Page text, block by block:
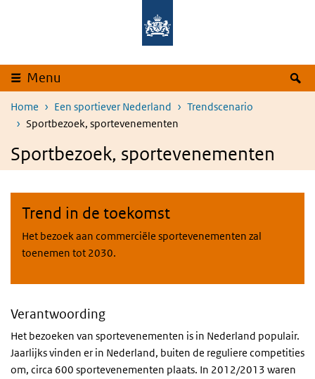
Overslaan en naar de inhoud gaan
Menu
Home Een sportiever Nederland
Trendscenario
Sportbezoek, sportevenementen
Sportbezoek, sportevenementen
Trend in de toekomst
Het bezoek aan commerciële sportevenementen zal
toenemen tot 2030.
Verantwoording
Het bezoeken van sportevenementen is in Nederland populair.
Jaarlijks vinden er in Nederland, buiten de reguliere competities
om, circa 600 sportevenementen plaats. In 2012/2013 waren